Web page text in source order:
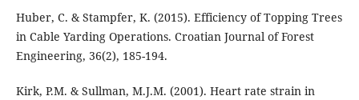
Huber, C. & Stampfer, K. (2015). Efficiency of Topping Trees
in Cable Yarding Operations. Croatian Journal of Forest
Engineering, 36(2), 185-194.
Kirk, P.M. & Sullman, M.J.M. (2001). Heart rate strain in